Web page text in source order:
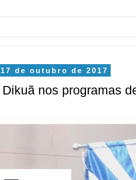
de outubro de 2017
nos programas